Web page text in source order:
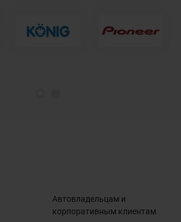
Автовладельцам и
корпоративным клиентам